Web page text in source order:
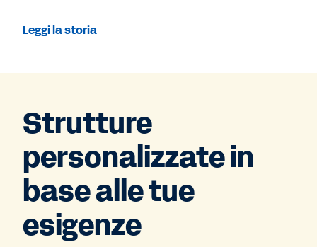
Leggi la storia
Strutture
personalizzate in
base alle tue
esigenze